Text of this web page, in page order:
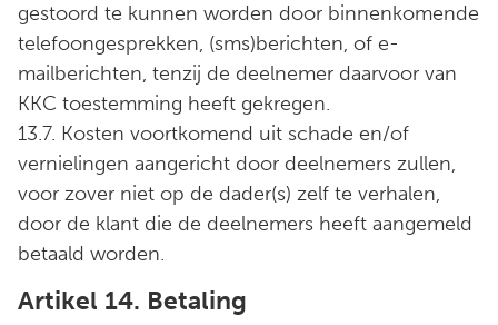
gestoord te kunnen worden door binnenkomende
telefoongesprekken, (sms)berichten, of e-
mailberichten, tenzij de deelnemer daarvoor van
KKC toestemming heeft gekregen.
13.7. Kosten voortkomend uit schade en/of
vernielingen aangericht door deelnemers zullen,
voor zover niet op de dader(s) zelf te verhalen,
door de klant die de deelnemers heeft aangemeld
betaald worden.
Artikel 14. Betaling